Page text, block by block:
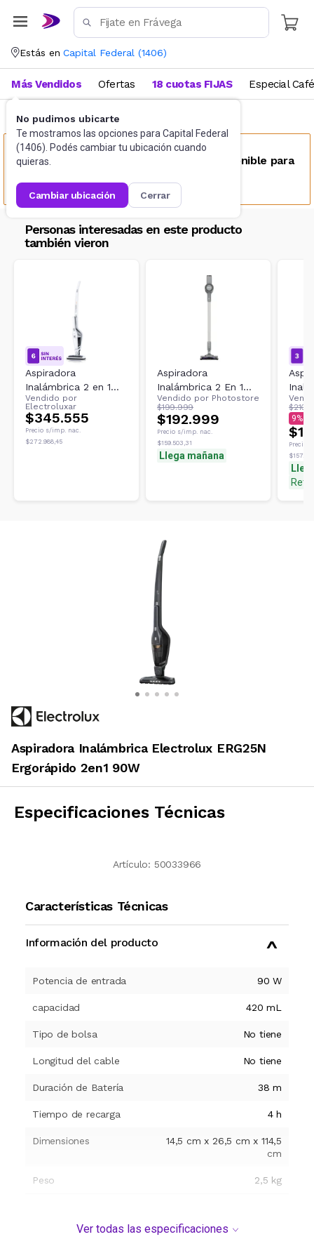
Estás en Capital Federal (1406)
No pudimos ubicarte
Te mostramos las opciones para Capital Federal
(1406). Podés cambiar tu ubicación cuando
quieras.
cambiar ubicación cerrar
Más Vendidos Ofertas 18 cuotas FIJAS Especial Café
Hogar Aspiradoras
Este producto no se encuentra disponible para
Personas interesadas en este producto
también vieron
Aspiradora
Inalámbrica 2 en 1
Electrolux ERG21
Vendido por
Electroluxar
$345.555
Precio s/imp. nac.
$272.988,45
Aspiradora
Inalámbrica 2 En 1
Vertical Y De Mano
Philco Luz Verde
Ultra Liviana 130W
Vendido por Photostore
$199.999
$192.999
Precio s/imp. nac.
$159.503,31
Llega mañana
19
Precio
Aspiradora Inalámbrica Electrolux ERG25N
Ergorápido 2en1 90W
Especificaciones Técnicas
Artículo: 50033966
Características Técnicas
Información del producto
Potencia de entrada 90 W
capacidad 420 mL
Tipo de bolsa No tiene
Longitud del cable No tiene
Duración de Batería 38 m
Tiempo de recarga 4 h
Dimensiones
14,5 cm x 26,5 cm x 114,5
cm
Peso 2,5 kg
Ver todas las especificaciones